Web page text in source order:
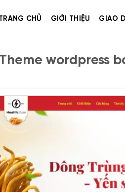
CHỦ GIỚI THIỆU GIAO
Theme wordpress